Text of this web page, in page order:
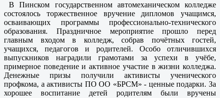
В Пинском государственном автомеханическом колледже
состоялось торжественное вручение дипломов учащимся,
осваивающих программы профессионально-технического
образования. Праздничное мероприятие прошло перед
главным входом в колледж, собрав почётных гостей,
учащихся, педагогов и родителей. Особо отличившихся
выпускников наградили грамотами за успехи в учёбе,
примерное поведение и активное участие в жизни колледжа.
Денежные призы получили активисты ученического
профкома, а активисты ПО ОО «БРСМ» - ценные подарки. За
хорошее воспитание детей родителям были вручены